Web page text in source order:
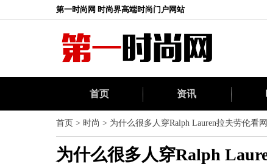
第一时尚网 时尚界高端时尚门户网站
首页 资讯
首页 > 时尚 > 为什么很多人穿Ralph Lauren拉夫劳伦看
为什么很多人穿Ralph